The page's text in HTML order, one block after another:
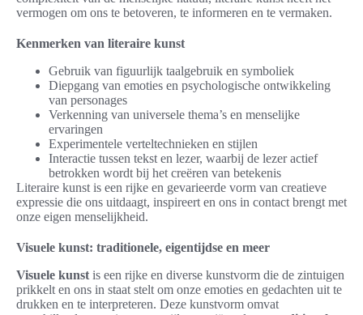
vermogen om ons te betoveren, te informeren en te vermaken.
Kenmerken van literaire kunst
Gebruik van figuurlijk taalgebruik en symboliek
Diepgang van emoties en psychologische ontwikkeling
van personages
Verkenning van universele thema’s en menselijke
ervaringen
Experimentele verteltechnieken en stijlen
Interactie tussen tekst en lezer, waarbij de lezer actief
betrokken wordt bij het creëren van betekenis
Literaire kunst is een rijke en gevarieerde vorm van creatieve
expressie die ons uitdaagt, inspireert en ons in contact brengt met
onze eigen menselijkheid.
Visuele kunst: traditionele, eigentijdse en meer
Visuele kunst is een rijke en diverse kunstvorm die de zintuigen
prikkelt en ons in staat stelt om onze emoties en gedachten uit te
drukken en te interpreteren. Deze kunstvorm omvat